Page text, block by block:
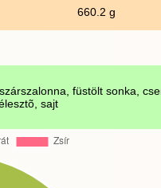
660.2 g
füstölt sonka,
sajt